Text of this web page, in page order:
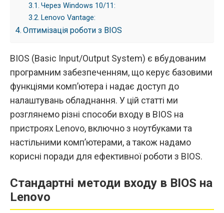
Через Windows 10/11:
Lenovo Vantage:
Оптимізація роботи з BIOS
BIOS (Basic Input/Output System) є вбудованим
програмним забезпеченням, що керує базовими
функціями комп’ютера і надає доступ до
налаштувань обладнання. У цій статті ми
розглянемо різні способи входу в BIOS на
пристроях Lenovo, включно з ноутбуками та
настільними комп’ютерами, а також надамо
корисні поради для ефективної роботи з BIOS.
Стандартні методи входу в BIOS на
Lenovo